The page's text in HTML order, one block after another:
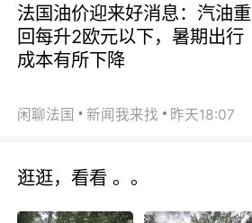
法国油价迎来好消息：汽油重
回每升2欧元以下，暑期出行
成本有所下降
闲聊法国 新闻我来找 昨天18:07
逛逛，看看 。。